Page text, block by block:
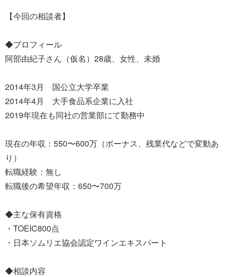
【今回の相談者】
◆プロフィール
阿部由紀子さん（仮名）28歳、女性、未婚
2014年3月 国公立大学卒業
2014年4月 大手食品系企業に入社
2019年現在も同社の営業部にて勤務中
現在の年収：550〜600万（ボーナス、残業代などで変動あ
り）
転職経験：無し
転職後の希望年収：650〜700万
◆主な保有資格
・TOEIC800点
・日本ソムリエ協会認定ワインエキスパート
◆相談内容